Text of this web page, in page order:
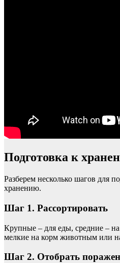
Подготовка к
Разберем несколько шагов для
хранению.
Шаг 1. Рассортировать
Крупные – для еды, средние –
мелкие на корм животным или
Шаг 2. Отобрать